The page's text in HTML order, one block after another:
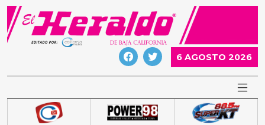
Skip
content
6 AGOSTO 2026